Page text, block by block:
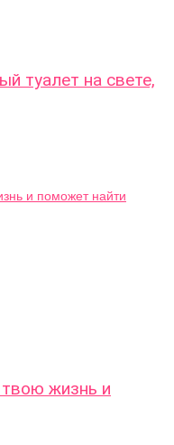
туалет на свете,
жизнь и